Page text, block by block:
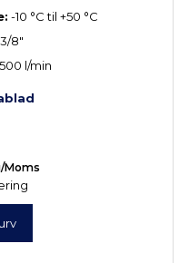
-10 °C til +50 °C
3/8"
l/min
Moms